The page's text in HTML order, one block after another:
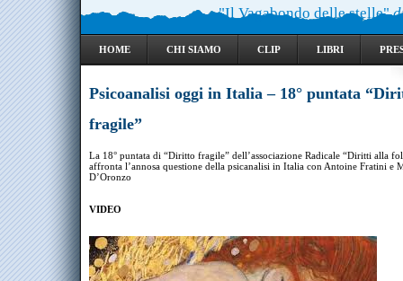
"Il Vagabondo delle stelle"
HOME CHI SIAMO CLIP LIBRI
Psicoanalisi oggi in Italia – 18° puntata
fragile”
La 18° puntata di “Diritto fragile” dell’associazione Radicale “Diritti alla
affronta l’annosa questione della psicanalisi in Italia con Antoine Fratini e
D’Oronzo
VIDEO